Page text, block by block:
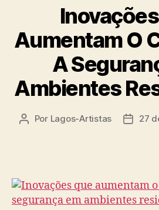
Aumentam O
A
Ambientes
Autor
Por Lagos-Artistas
Data
27